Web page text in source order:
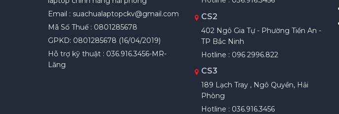
Email : suachualaptopckv@gmail.com
Mã Số Thuế : 0801285678
GPKD: 0801285678 (16/04/2019)
Hỗ trợ kỹ thuật : 036.916.3456-MR-
Lăng
CS2
402 Ngô Gia Tự - Phường Tiền An -
TP Bắc Ninh
Hotline : 096 2996.822
CS3
189 Lạch Tray , Ngô Quyền, Hải
Phòng
Hotline : 036.916.3456